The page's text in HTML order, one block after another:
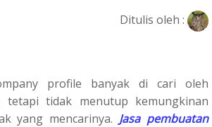
Ditulis oleh :
profile banyak di cari oleh
tetapi tidak menutup kemungkinan
yang mencarinya. Jasa pembuatan